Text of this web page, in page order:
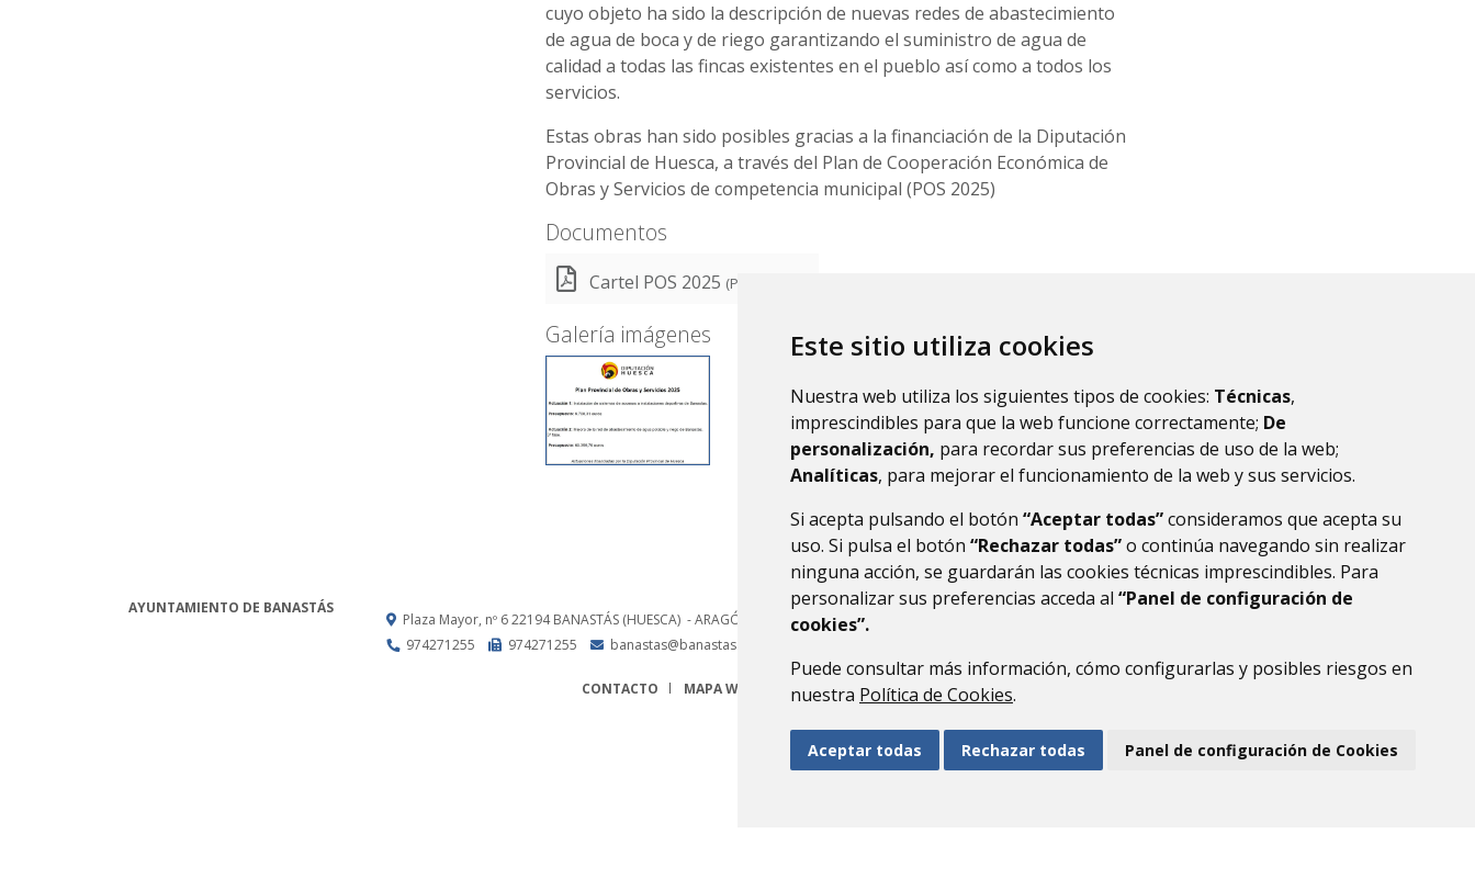
Este sitio utiliza cookies
Nuestra web utiliza los siguientes tipos de cookies: Técnicas,
imprescindibles para que la web funcione correctamente; De
personalización, para recordar sus preferencias de uso de la web;
Analíticas, para mejorar el funcionamiento de la web y sus servicios.
Si acepta pulsando el botón “Aceptar todas”consideramos que acepta su
uso. Si pulsa el botón “Rechazar todas”o continúa navegando sin realizar
ninguna acción, se guardarán las cookies técnicas imprescindibles. Para
personalizar sus preferencias acceda al “Panel de configuración de
cookies”.
Puede consultar más información, cómo configurarlas y posibles riesgos en
nuestra Política de Cookies.
Aceptar todas Rechazar todas Panel de configuración de Cookies
cuyo objeto ha sido la descripción de nuevas redes de abastecimiento
de agua de boca y de riego garantizando el suministro de agua de
calidad a todas las fincas existentes en el pueblo así como a todos los
servicios.
Estas obras han sido posibles gracias a la financiación de la Diputación
Provincial de Huesca, a través del Plan de Cooperación Económica de
Obras y Servicios de competencia municipal (POS 2025)
Documentos
Cartel POS 2025 (PDF 85,7 KB)
Galería imágenes
AYUNTAMIENTO DE BANASTÁS
Plaza Mayor, nº 622194 BANASTÁS (HUESCA) - ARAGÓN
(ESPAÑA)
974271255
974271255 banastas@banastas.es
CONTACTO MAPA WEB AVISO LEGAL PROTECCIÓN DE DATOS